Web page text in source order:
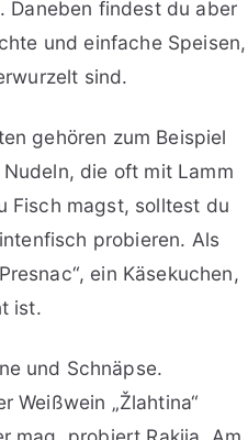
Daneben findest du aber
und einfache Speisen,
sind.
gehören zum Beispiel
die oft mit Lamm
Fisch magst, solltest du
probieren. Als
ein Käsekuchen,
ist.
und Schnäpse.
Weißwein „Žlahtina“